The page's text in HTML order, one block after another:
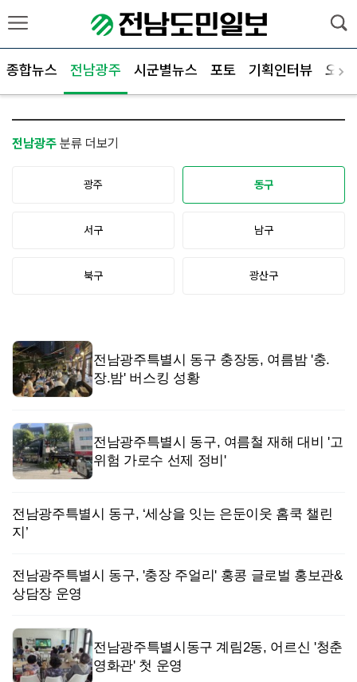
종합뉴스 전남광주 시군별뉴스 포토 기획인터뷰 오피
전남광주 분류 더보기
광주 동구
서구 남구
북구 광산구
전남광주특별시 동구 충장동, 여름밤 '충.
장.밤' 버스킹 성황
전남광주특별시 동구, 여름철 재해 대비 '고
위험 가로수 선제 정비'
전남광주특별시 동구, ‘세상을 잇는 은둔이웃 홈쿡 챌린
지’
전남광주특별시 동구, '충장 주얼리' 홍콩 글로벌 홍보관&
상담장 운영
전남광주특별시동구 계림2동, 어르신 '청춘
영화관' 첫 운영